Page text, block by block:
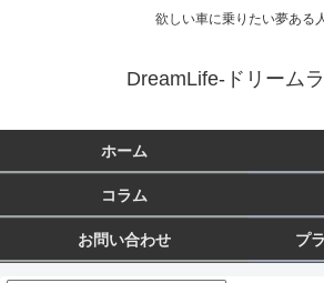
欲しい車に乗りたい夢ある
DreamLife-ドリーム
ホーム
コラム
お問い合わせ プ